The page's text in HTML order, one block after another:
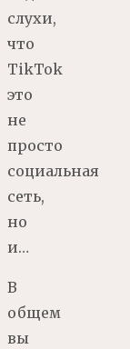
слухи,
что
TikTok
это
не
просто
социальная
сеть,
но
и…
В
общем
вы